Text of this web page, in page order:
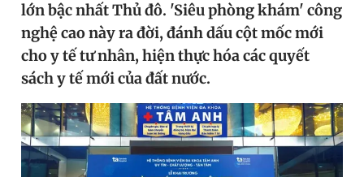
Sản phẩm khác
Tiện ích Bạn cần biết
Thông tin tòa soạn Liên hệ quảng cáo
lớn bậc nhất Thủ đô. 'Siêu phòng khám' công
nghệ cao này ra đời, đánh dấu cột mốc mới
cho y tế tư nhân, hiện thực hóa các quyết
sách y tế mới của đất nước.